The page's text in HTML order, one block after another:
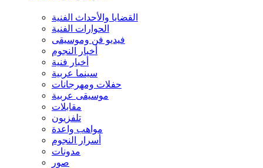
القضايا والأحداث الفنية
الحوارات الفنية
فيديو فن وموسيقى
أخبار النجوم
أخبار فنية
سينما عربية
حفلات ومهرجانات
موسيقى عربية
مقابلات
تلفزيون
مواهب واعدة
أسرار النجوم
مدونات
صور